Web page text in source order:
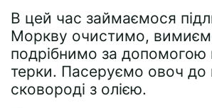
В цей час займаємося
Моркву очистимо,
подрібнимо за допомогою
терки. Пасеруємо овоч до
сковороді з олією.